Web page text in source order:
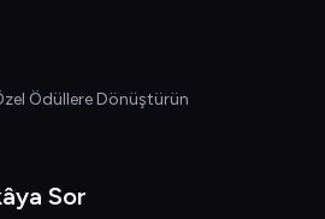
Özel Ödüllere Dönüştürün
Sor